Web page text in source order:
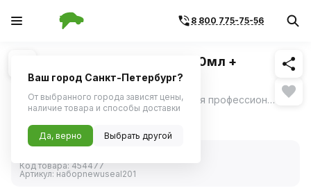
8 800 775-75-56
1/2 Похожие
Клей для вклейки стекол-300мл +
грунт-10мл (U-Seal) 201 NEW
Набор U‑SEAL 201 FAST — комплект для профессиональной вклейки автомобильных стёкол. ещё
Код товара:454477
Артикул: наборnewuseal201
Ваш город Санкт-Петербург?
От выбранного города зависят цены,
наличие товара и способы доставки
Да, верно Выбрать другой